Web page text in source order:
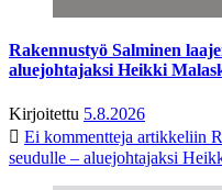
Rakennustyö Salminen
aluejohtajaksi Heikki
Kirjoitettu 5.8.2026
Ei kommentteja artikkeliin
seudulle – aluejohtajaksi